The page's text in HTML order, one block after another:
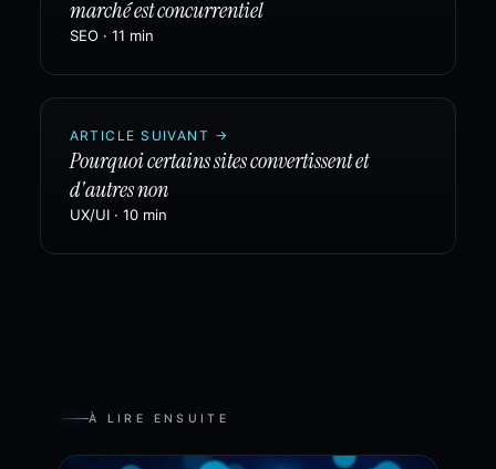
marché est concurrentiel
SEO· 11 min
ARTICLE SUIVANT →
Pourquoi certains sites convertissent et
d'autres non
UX/UI· 10 min
À LIRE ENSUITE